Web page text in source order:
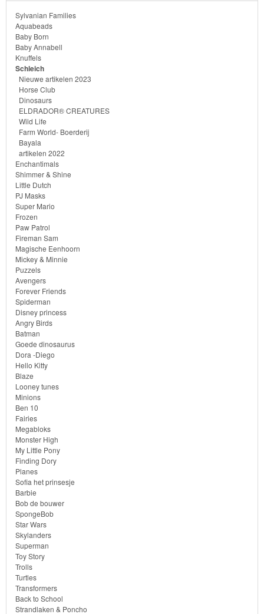
Paw
Patrol
Fireman
Sam
Magische
Eenhoorn
Mickey
&
Minnie
Puzzels
Avengers
Forever
Friends
Spiderman
Disney
princess
Angry
Birds
Batman
Goede
dinosaurus
Dora
-
Diego
Hello
Kitty
Blaze
Sylvanian Families
Aquabeads
Baby Born
Baby Annabell
Knuffels
Schleich
Nieuwe artikelen 2023
Horse Club
Dinosaurs
ELDRADOR® CREATURES
Wild Life
Farm World- Boerderij
Bayala
artikelen 2022
Enchantimals
Shimmer & Shine
Little Dutch
PJ Masks
Super Mario
Frozen
Paw Patrol
Fireman Sam
Magische Eenhoorn
Mickey & Minnie
Puzzels
Avengers
Forever Friends
Spiderman
Disney princess
Angry Birds
Batman
Goede dinosaurus
Dora -Diego
Hello Kitty
Blaze
Looney tunes
Minions
Ben 10
Fairies
Megabloks
Monster High
My Little Pony
Finding Dory
Planes
Sofia het prinsesje
Barbie
Bob de bouwer
SpongeBob
Star Wars
Skylanders
Superman
Toy Story
Trolls
Turtles
Transformers
Back to School
Strandlaken & Poncho